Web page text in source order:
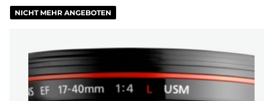
NICHT MEHR ANGEBOTEN